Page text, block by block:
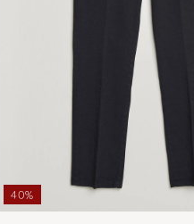
40%